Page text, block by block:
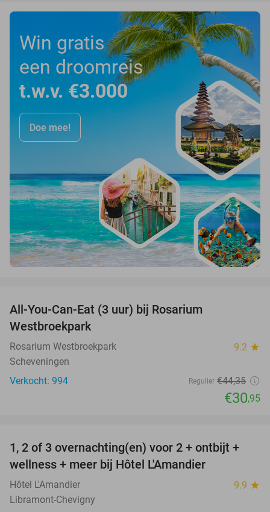
Win gratis
een droomreis
t.w.v. €3.000
Doe mee!
All-You-Can-Eat (3 uur) bij Rosarium
Westbroekpark
Rosarium Westbroekpark 9.2 star
Scheveningen
Verkocht: 994
Regulier €44,35
€30,95
32%
TODAY
1, 2 of 3 overnachting(en) voor 2 + ontbijt +
wellness + meer bij Hôtel L'Amandier
Hôtel L'Amandier 9.9 star
Libramont-Chevigny